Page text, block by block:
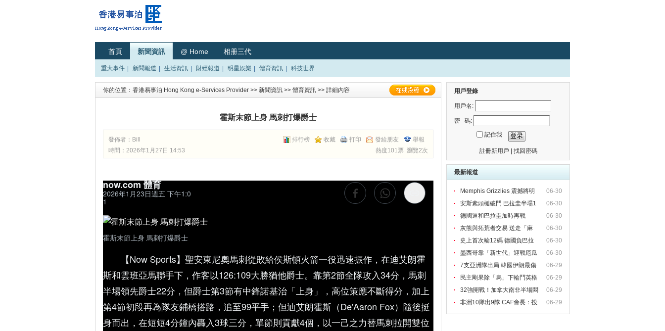
首頁 新聞資訊 @ Home 相册三代
重大事件 新聞報道 生活資訊 財經報道 明星娛樂 體育資訊 科技世界
你的位置： 香港易事泊 Hong Kong e-Services Provider >> 新聞資訊 >> 體育資訊 >> 詳細內容
霍斯末節上身 馬刺打爆爵士
排行榜 收藏 打印 發給朋友 舉報
發佈者： Bill
熱度101票 瀏覽2次
時間：2026年1月27日 14:53
now.com 體育
2026年1月23日週五 下午1:0
1
霍斯末節上身 馬刺打爆爵士
【Now Sports】聖安東尼奧馬刺從敗給侯斯頓火箭一役迅速振作，在迪艾朗霍
斯和雲班亞馬聯手下，作客以126:109大勝猶他爵士。靠第2節全隊攻入34分，馬刺
半場領先爵士22分，但爵士第3節有中鋒諾基治「上身」，高位策應不斷得分，加上
第4節初段再為隊友鋪橋搭路，追至99平手；但迪艾朗霍斯（De'Aaron Fox）隨後挺
身而出，在短短4分鐘內轟入3球三分，單節則貢獻4個，以一己之力替馬刺拉開雙位
用戶登錄
用戶名:
密 碼:
記住我
註冊新用戶 找回密碼
最新報道
06-30
Memphis Grizzlies 震撼將明
06-30
安斯素頭槌破門 巴拉圭半場1
06-30
德國逼和巴拉圭加時再戰
06-30
灰熊與拓荒者交易 送走「麻
06-30
史上首次輸12碼 德國負巴拉
06-30
墨西哥靠「新世代」迎戰厄瓜
06-29
7支亞洲隊出局 韓國伊朗最傷
06-29
民主剛果除「烏」下輪鬥英格
06-29
32強開戰！加拿大南非半場悶
和
06-29
非洲10隊出9隊 CAF會長：投
資